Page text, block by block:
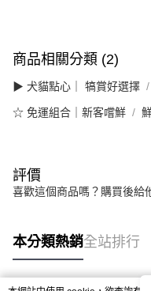
商品相關分類 (2)
▶ 犬貓點心｜ 犒賞好選擇
☆ 免運組合｜新客嚐鮮
評價
喜歡這個商品嗎？購買後給
本分類熱銷全站排行